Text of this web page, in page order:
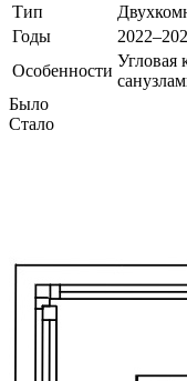
Тип
Годы
Особенности
Угловая
Было
Стало